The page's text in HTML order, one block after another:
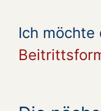
Ich möchte